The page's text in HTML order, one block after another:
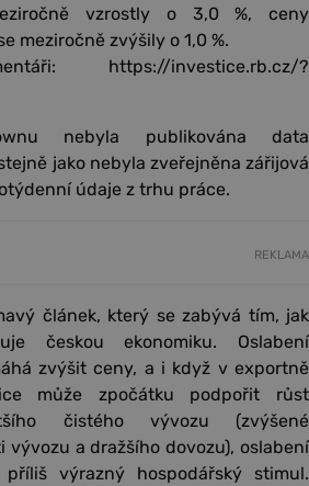
vzrostly o 3,0 %, ceny
meziročně zvýšily o 1,0 %.
https://investice.rb.cz/?
nebyla publikována data
jako nebyla zveřejněna zářijová
údaje z trhu práce.
REKLAMA
článek, který se zabývá tím, jak
českou ekonomiku. Oslabení
zvýšit ceny, a i když v exportně
může zpočátku podpořit růst
čistého vývozu (zvýšené
vývozu a dražšího dovozu), oslabení
výrazný hospodářský stimul.